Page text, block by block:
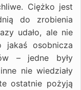
Ciężko jest
do zrobienia
udało, ale nie
jakaś osobnicza
– jedne były
nie wiedziały
ostatnie pożyją